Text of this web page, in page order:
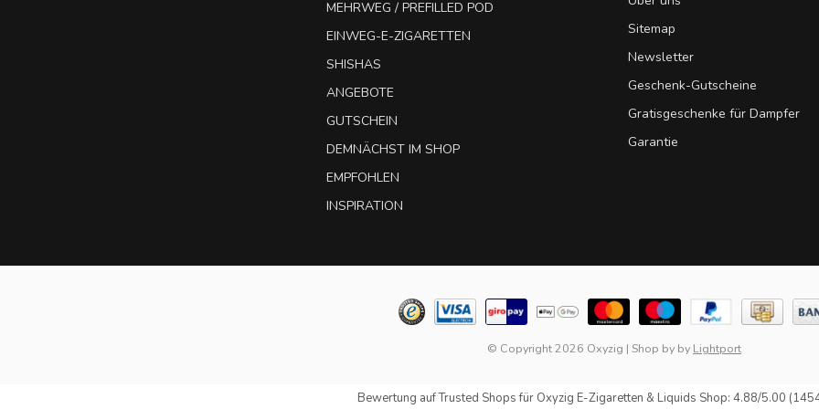
MEHRWEG / PREFILLED POD
EINWEG-E-ZIGARETTEN
SHISHAS
ANGEBOTE
GUTSCHEIN
DEMNÄCHST IM SHOP
EMPFOHLEN
INSPIRATION
Sitemap
Newsletter
Geschenk-Gutscheine
Gratisgeschenke für Dampfer
Garantie
© Copyright 2026 Oxyzig | Shop by by Lightport
Bewertung aufTrusted Shopsfür Oxyzig E-Zigaretten & Liquids Shop: 4.88/5.00